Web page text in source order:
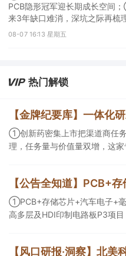
PCB隐形冠军迎长期成长空间
来3年缺口难消，深坑之际再梳
③AI服务器、机器人带动MLCC
08-07 16:13 星期五
热门解锁
①创新药密集上市把渠道商任
理，任务量与价值量双增，这
研发会带动数据生产与分析设
线推进后这一类企业会随产业
①PCB+存储芯片+汽车电子+
高多层及HDI印制电路板P3项
纯六氟化钨量产。